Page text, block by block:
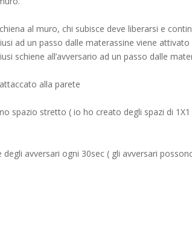
al muro, chi subisce deve liberarsi e
ad un passo dalle materassine viene
schiene all’avversario ad un passo dalle
alla parete
spazio stretto ( io ho creato degli spazi di
degli avversari ogni 30sec ( gli avversari